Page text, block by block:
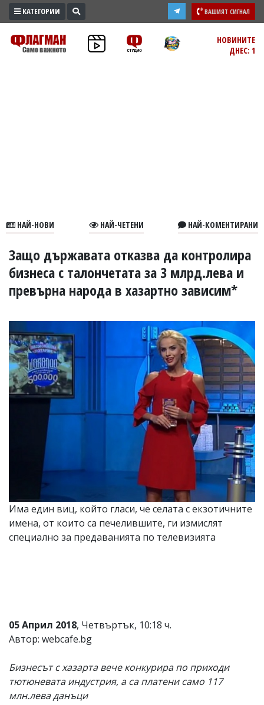
ПРОМО
ЗОНА
В
УКРАЙНА
СПОРТ
РАЗСЛЕДВАНЕ
БИЗНЕС
ЮГ
Управители:
Веселин
Василев,
v.vasilev@flagman.bg
k.kassabova@flagman.bg
Колев,
email:
office@flagman.bg
Коментарите
редакцията
не
за
тях!
Ако
откриете
КАТЕГОРИИ ВАШИЯТ СИГНАЛ
НОВИНИТЕ
ДНЕС: 1
НАЙ-НОВИ НАЙ-ЧЕТЕНИ НАЙ-КОМЕНТИРАНИ
Защо държавата отказва да контролира
бизнеса с талончетата за 3 млрд.лева и
превърна народа в хазартно зависим*
Има един виц, който гласи, че селата с екзотичните
имена, от които са печелившите, ги измислят
специално за предаванията по телевизията
05 Април 2018, Четвъртък, 10:18 ч.
Автор: webcafe.bg
Бизнесът с хазарта вече конкурира по приходи
тютюневата индустрия, а са платени само 117
млн.лева данъци